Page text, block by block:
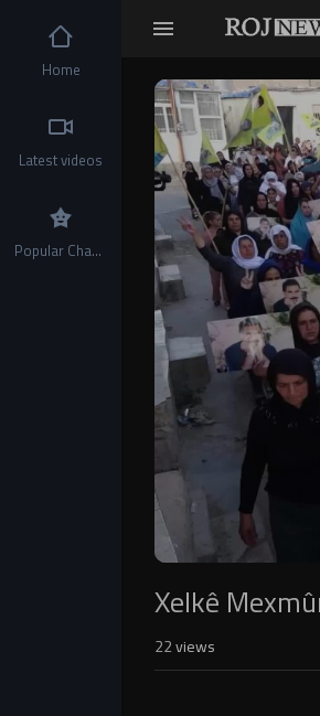
Video
Player
Xelkê
22views
Home
Latest videos
Popular Channels